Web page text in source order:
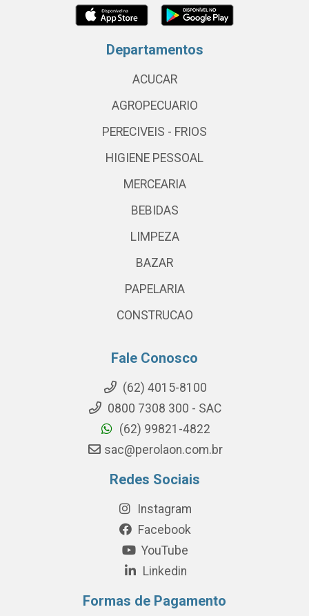
Departamentos
ACUCAR
AGROPECUARIO
PERECIVEIS - FRIOS
HIGIENE PESSOAL
MERCEARIA
BEBIDAS
LIMPEZA
BAZAR
PAPELARIA
CONSTRUCAO
Fale Conosco
(62) 4015-8100
0800 7308 300 - SAC
(62) 99821-4822
sac@perolaon.com.br
Redes Sociais
Instagram
Facebook
YouTube
Linkedin
Formas de Pagamento